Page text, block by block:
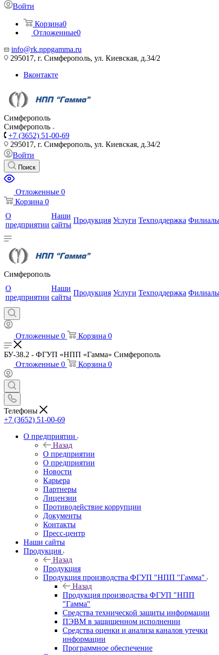
Войти
Корзина0
Отложенные0
info@rk.nppgamma.ru
295017, г. Симферополь, ул. Киевская, д.34/2
Вконтакте
Симферополь
Симферополь
+7 (3652) 51-00-69
295017, г. Симферополь, ул. Киевская, д.34/2
Войти
Поиск
Отложенные 0
Корзина 0
О
предприятии
Наши
сайты
Продукция Услуги Техподдержка
Симферополь
О
предприятии
Наши
сайты
Продукция Услуги Техподдержка
Отложенные 0 Корзина 0
БУ-38.2 - ФГУП «НПП «Гамма» Симферополь
Отложенные 0 Корзина 0
Телефоны
+7 (3652) 51-00-69
О предприятии
Назад
О предприятии
О предприятии
Новости
Карьера
Партнеры
Лицензии
Противодействие коррупции
Документы
Контакты
Пресс-центр
Наши сайты
Продукция
Назад
Продукция
Продукция производства ФГУП "НПП "Гамма"
Назад
Продукция производства ФГУП "НПП
"Гамма"
Средства технической защиты информации
ПЭВМ в защищенном исполнении
Средства оценки и анализа каналов утечки
информации
Программное обеспечение